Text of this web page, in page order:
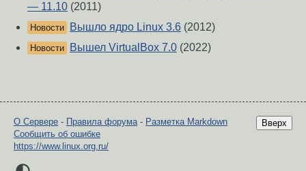
— 11.10 (2011)
Новости Вышло ядро Linux 3.6 (2012)
Новости Вышел VirtualBox 7.0 (2022)
Вверх
О Сервере - Правила форума- Разметка Markdown
Сообщить об ошибке
https://www.linux.org.ru/